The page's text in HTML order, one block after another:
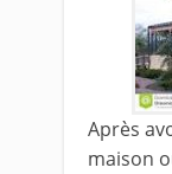
Après
maison